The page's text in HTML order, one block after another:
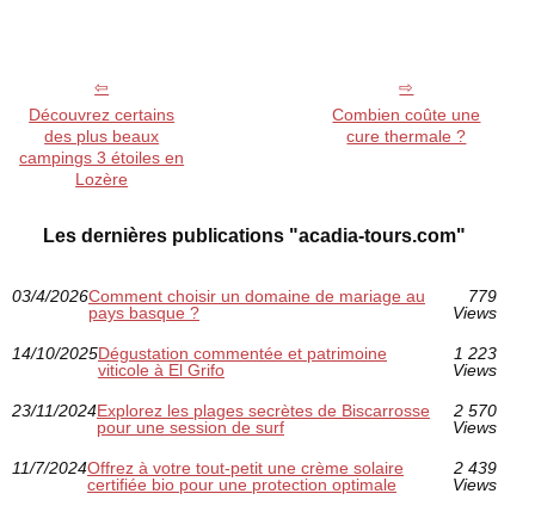
Découvrez certains
des plus beaux
campings 3 étoiles en
Lozère
Combien coûte une
cure thermale ?
Les dernières publications "acadia-tours.com"
03/4/2026Comment choisir un domaine de mariage au
pays basque ?
779
Views
14/10/2025Dégustation commentée et patrimoine
viticole à El Grifo
1 223
Views
23/11/2024Explorez les plages secrètes de Biscarrosse
pour une session de surf
2 570
Views
11/7/2024Offrez à votre tout-petit une crème solaire
certifiée bio pour une protection optimale
2 439
Views